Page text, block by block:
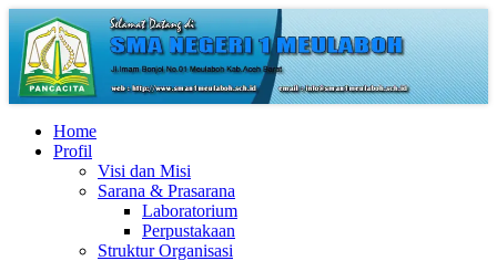
Home
Profil
Visi dan Misi
Sarana & Prasarana
Laboratorium
Perpustakaan
Struktur Organisasi